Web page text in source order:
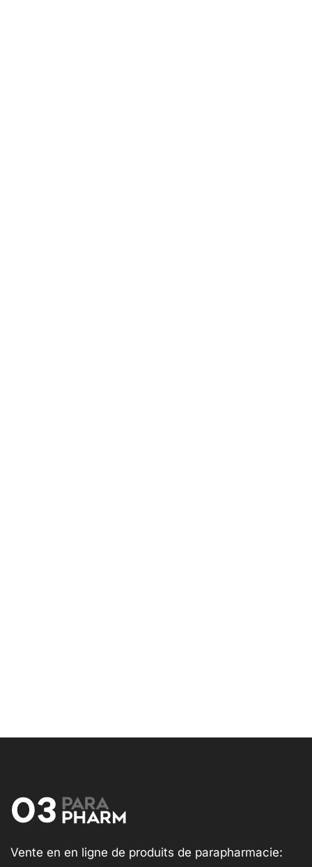
Vente en en ligne de produits de parapharmacie: